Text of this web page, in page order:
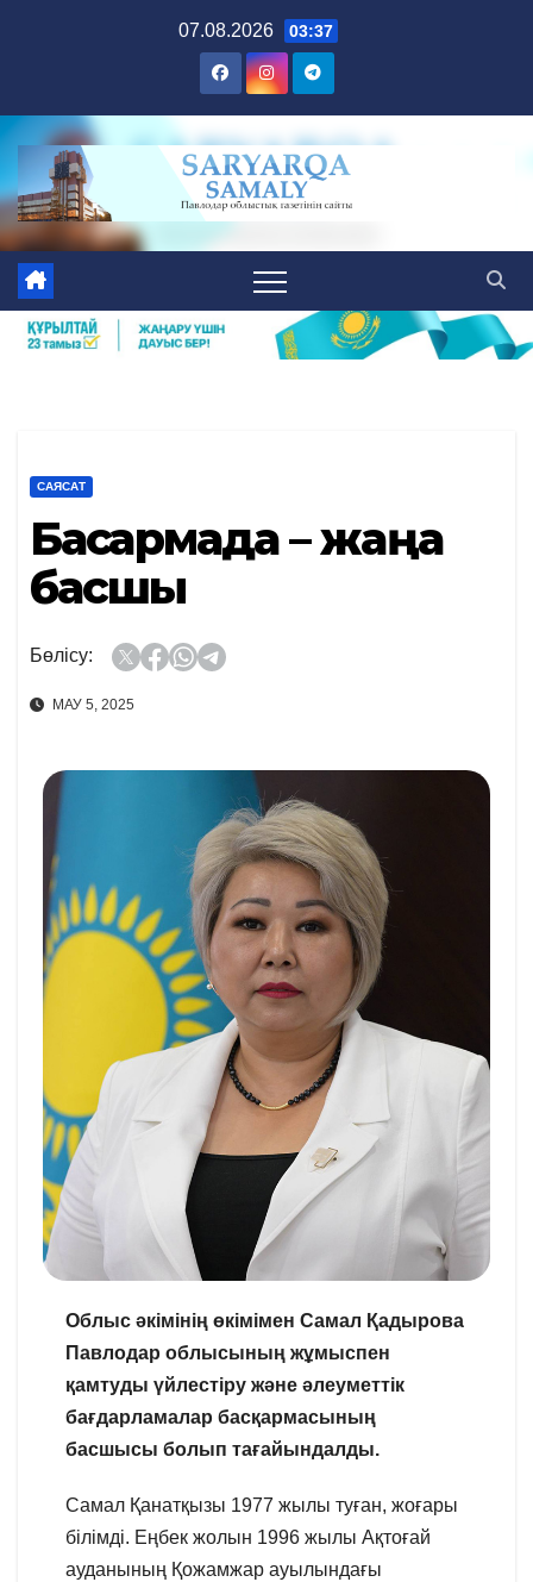
07.08.2026 03:37
САЯСАТ
Басқармада – жаңа
басшы
Бөлісу:
МАУ 5, 2025
Облыс әкімінің өкімімен Самал Қадырова
Павлодар облысының жұмыспен
қамтуды үйлестіру және әлеуметтік
бағдарламалар басқармасының
басшысы болып тағайындалды.
Самал Қанатқызы 1977 жылы туған, жоғары
білімді. Еңбек жолын 1996 жылы Ақтоғай
ауданының Қожамжар ауылындағы